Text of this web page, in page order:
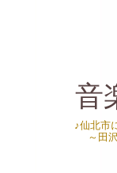
音
♪仙北市
～田